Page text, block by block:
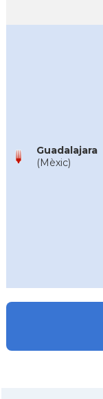
Guadalajara
(Mèxic)